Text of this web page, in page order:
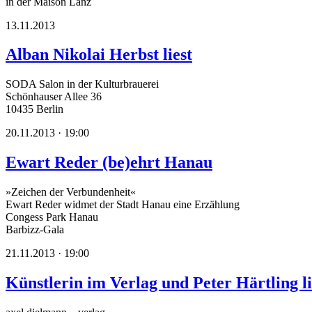
13.11.2013
Alban Nikolai Herbst liest
SODA Salon in der Kulturbrauerei
Schönhauser Allee 36
10435 Berlin
20.11.2013 · 19:00
Ewart Reder (be)ehrt Hanau
»Zeichen der Verbundenheit«
Ewart Reder widmet der Stadt Hanau eine Erzählung
Congess Park Hanau
Barbizz-Gala
21.11.2013 · 19:00
Künstlerin im Verlag und Peter Härtling